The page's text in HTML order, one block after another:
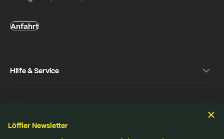
Anfahrt
Hilfe & Service
Häufige Fragen
Über Löffler
Löffler Newsletter